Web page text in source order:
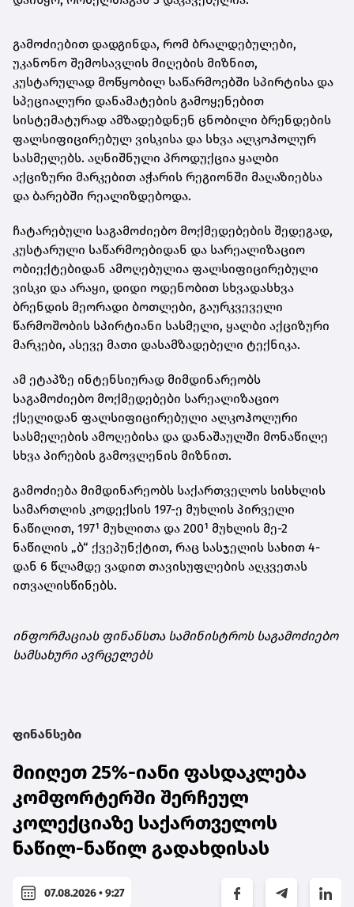
გამოძიებით დადგინდა, რომ ბრალდებულები,
უკანონო შემოსავლის მიღების მიზნით,
კუსტარულად მოწყობილ საწარმოებში სპირტისა და
სპეციალური დანამატების გამოყენებით
სისტემატურად ამზადებდნენ ცნობილი ბრენდების
ფალსიფიცირებულ ვისკისა და სხვა ალკოჰოლურ
სასმელებს. აღნიშნული პროდუქცია ყალბი
აქციზური მარკებით აჭარის რეგიონში მაღაზიებსა
და ბარებში რეალიზდებოდა.
ჩატარებული საგამოძიებო მოქმედებების შედეგად,
კუსტარული საწარმოებიდან და სარეალიზაციო
ობიექტებიდან ამოღებულია ფალსიფიცირებული
ვისკი და არაყი, დიდი ოდენობით სხვადასხვა
ბრენდის მეორადი ბოთლები, გაურკვეველი
წარმოშობის სპირტიანი სასმელი, ყალბი აქციზური
მარკები, ასევე მათი დასამზადებელი ტექნიკა.
ამ ეტაპზე ინტენსიურად მიმდინარეობს
საგამოძიებო მოქმედებები სარეალიზაციო
ქსელიდან ფალსიფიცირებული ალკოჰოლური
სასმელების ამოღებისა და დანაშაულში მონაწილე
სხვა პირების გამოვლენის მიზნით.
გამოძიება მიმდინარეობს საქართველოს სისხლის
სამართლის კოდექსის 197-ე მუხლის პირველი
ნაწილით, 197¹ მუხლითა და 200¹ მუხლის მე-2
ნაწილის „ბ“ ქვეპუნქტით, რაც სასჯელის სახით 4-
დან 6 წლამდე ვადით თავისუფლების აღკვეთას
ითვალისწინებს.
ინფორმაციას ფინანსთა სამინისტროს საგამოძიებო
სამსახური ავრცელებს
ფინანსები
მიიღეთ 25%-იანი ფასდაკლება
კომფორტერში შერჩეულ
კოლექციაზე საქართველოს
ნაწილ-ნაწილ გადახდისას
07.08.2026 • 9:27